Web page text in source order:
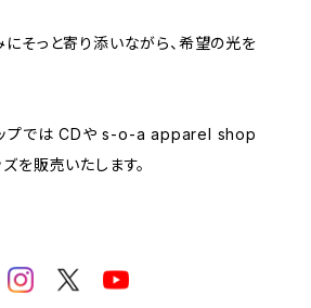
そっと寄り添いながら、希望の光を
ップでは CDや s-o-a apparel shop
を販売いたします。